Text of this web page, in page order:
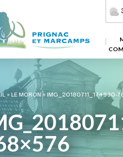
»LE MORON»IMG_20180711_174930-